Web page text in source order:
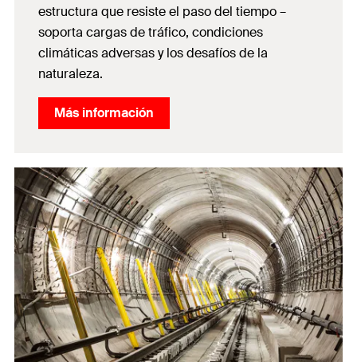
estructura que resiste el paso del tiempo –
soporta cargas de tráfico, condiciones
climáticas adversas y los desafíos de la
naturaleza.
Más información